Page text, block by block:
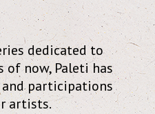
dedicated to
of now, Paleti has
and participations
artists.